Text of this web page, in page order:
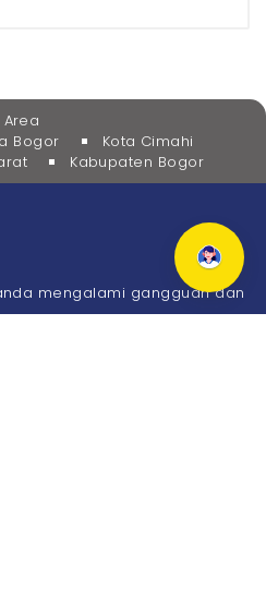
Area
Bogor
Kota Cimahi
Kabupaten Bogor
mengalami gangguan dan